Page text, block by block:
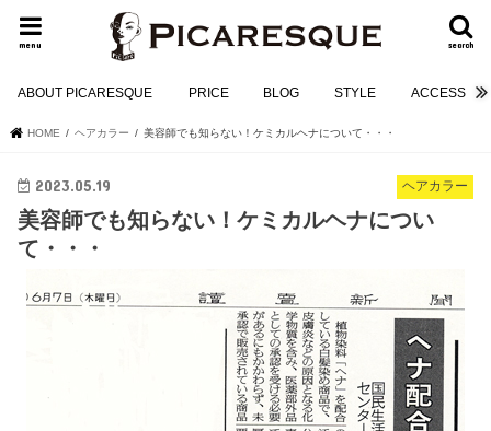
search
menu
ABOUT PICARESQUE PRICE BLOG STYLE ACCESS
HOME ヘアカラー 美容師でも知らない！ケミカルヘナについて・・・
ヘアカラー
2023.05.19
美容師でも知らない！ケミカルヘナについ
て・・・